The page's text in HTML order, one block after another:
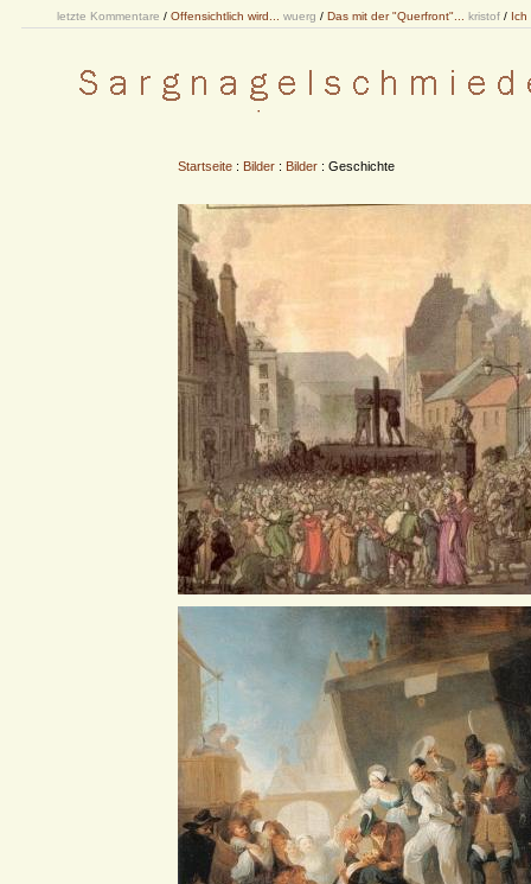
letzte Kommentare / Offensichtlich wird... wuerg / Das mit der "Querfront"... kristof / Ich
Startseite : Bilder : Bilder : Geschichte